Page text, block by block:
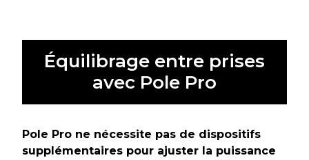
Équilibrage entre prises
avec Pole Pro
Pole Pro ne nécessite pas de dispositifs
supplémentaires pour ajuster la puissance